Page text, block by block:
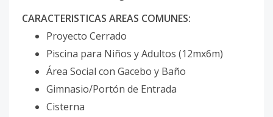
CARACTERISTICAS AREAS COMUNES:
Proyecto Cerrado
Piscina para Niños y Adultos (12mx6m)
Área Social con Gacebo y Baño
Gimnasio/Portón de Entrada
Cisterna